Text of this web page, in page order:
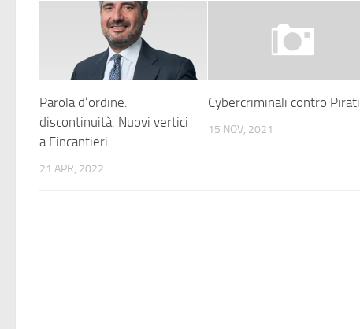
Parola d’ordine:
discontinuità. Nuovi vertici
a Fincantieri
21 APR, 2022
Cybercriminali contro Pirati
15 NOV, 2021